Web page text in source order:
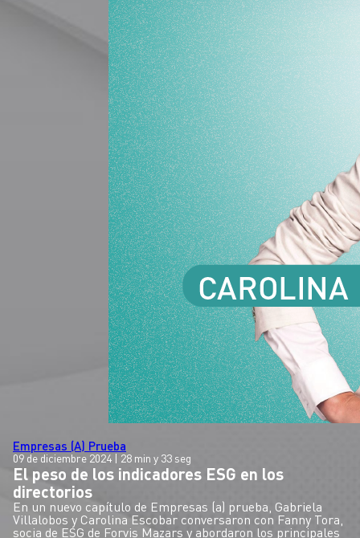
Empresas (A) Prueba
09 de diciembre 2024 | 28 min y 33 seg
El peso de los indicadores ESG en los
directorios
En un nuevo capítulo de Empresas (a) prueba, Gabriela
Villalobos y Carolina Escobar conversaron con Fanny Tora,
socia de ESG de Forvis Mazars y abordaron los principales